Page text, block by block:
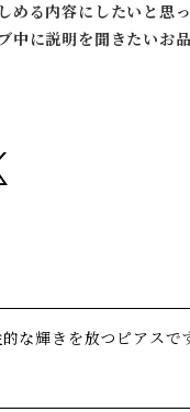
る内容にしたいと思っ
中に説明を聞きたいお
な輝きを放つピアスで